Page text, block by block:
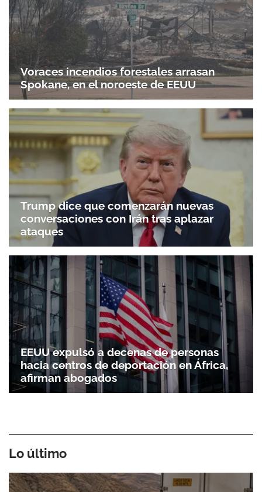
Voraces incendios forestales arrasan
Spokane, en el noroeste de EEUU
Trump dice que comenzarán nuevas
conversaciones con Irán tras aplazar
ataques
EEUU expulsó a decenas de personas
hacia centros de deportación en África,
afirman abogados
Lo último